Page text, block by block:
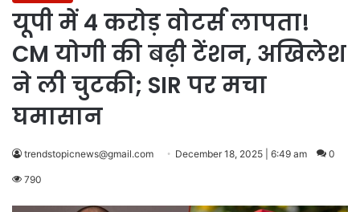
यूपी में 4 करोड़ वोटर्स लापता!
CM योगी की बढ़ी टेंशन, अखिलेश
ने ली चुटकी; SIR पर मचा
घमासान
trendstopicnews@gmail.com December 18, 2025 | 6:49 am 0
790